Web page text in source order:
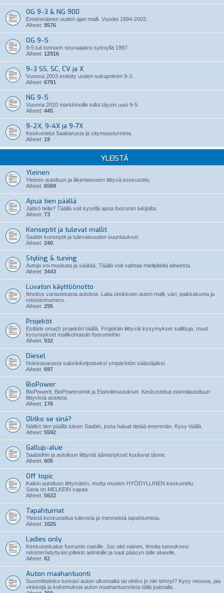
OG 9-3 & NG 900
Ensimmäinen uuden ajan malli. Vuodet 1994-2003.
Aiheet: 9576
OG 9-5
9-5 tuli tonnarin seuraajaksi syksyllä 1997.
Aiheet: 12916
9-3 SS, SC, CV ja X
Vuonna 2003 esitelty uuden sukupolven 9-3.
Aiheet: 6791
NG 9-5
Vuonna 2010 markkinoille tullut täysin uusi 9-5.
Aiheet: 445
9-2X, 9-4X ja 9-7X
Keskustelut Saabarusta ja citymaastureista.
Aiheet: 19
YLEISTÄ
Yleinen
Yleinen autoiluun ja liikenteeseen liittyvä keskustelu.
Aiheet: 6569
Apua tien päällä
Jäitkö tielle? Täällä voit kysellä apua foorumin lukijoilta.
Aiheet: 73
Konseptit ja tulevat mallit
Saabin konseptit ja tulevaisuuden suuntaukset.
Aiheet: 240
Styling & tuning
Autoja voi muokata ja säätää. Täällä voit vaihtaa mielipiteitä aiheesta.
Aiheet: 3443
Luvaton käyttöönotto
Ilmoitus varastetuista autoista. Laita otsikkoon auton malli, väri, paikkakunta ja
rekisterinumero.
Aiheet: 295
Projektit
Esittele oma(t) projektisi täällä. Projektiin liittyvät kysymykset sallittuja, muut
kysymykset mallikohtaisiin foorumeihin.
Aiheet: 932
Diesel
Nokivasarasta salonkikelpoiseksi ympäristön säästäjäksi.
Aiheet: 697
BioPower
BioPowerit, BioPoweroinnit ja Etanolimuutokset. Keskustelua etanoliautoiluun
liittyvistä asioista.
Aiheet: 176
Olitko se sinä?
Näitkö tien päällä toisen Saabin, josta haluat tietää enemmän. Kysy täällä.
Aiheet: 5592
Gallup-alue
Saabeihin ja autoiluun liittyvät äänestykset kuuluvat tänne.
Aiheet: 605
Off topic
Kaikki autoiluun liittymätön, mutta muuten HYÖDYLLINEN keskustelu.
Sana on MELKEIN vapaa.
Aiheet: 5622
Tapahtumat
Yleistä keskustelua tulevista ja menneistä tapahtumista.
Aiheet: 1025
Ladies only
Keskustelualue foorumin naisille. Jos olet nainen, ilmoita tunnuksesi
rekisteröidyttyäsi jollekin adminille ja saat pääsyn tälle alueelle.
Aiheet: 62
Auton maahantuonti
Suunnitteletko tuovasi auton ulkomailta tai oletko jo niin tehnyt? Kysy neuvoa, jaa
vinkkejä ja kokemuksia auton maahantuonnista tällä palstalla.